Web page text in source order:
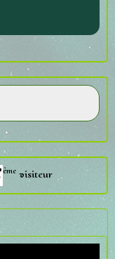
ème visiteur